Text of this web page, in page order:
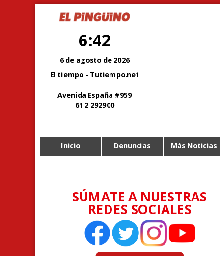
6:42
6 de agosto de 2026
El tiempo - Tutiempo.net
Avenida España #959
61 2 292900
Inicio Denuncias Más Noticias
SÚMATE A NUESTRAS
REDES SOCIALES